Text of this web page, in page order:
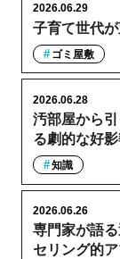
子育て世代
2026.06.29
ゴミ屋敷
汚部屋から
る劇的な好
2026.06.28
知識
専門家が語
セリング的
2026.06.26